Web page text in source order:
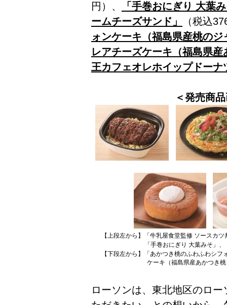
円）、
「手巻おにぎり 大葉
ームチーズサンド」
（税込
ォンケーキ（福島県産桃のジ
レアチーズケーキ（福島県産
王カフェオレホイップドーナ
＜発売商
【上段左から】「牛乳屋食堂監修 ソースカ
「手巻おにぎり 大葉みそ」
【下段左から】「あかつき桃のふわふわシ
ケーキ（福島県産あかつき
ローソンは、東北地区のロ